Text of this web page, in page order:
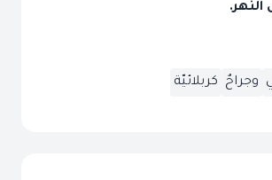
النهر.
وجراحٌ كربلائيّة